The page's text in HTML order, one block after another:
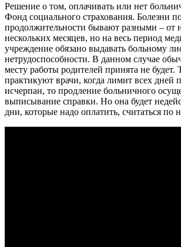
Решение о том, оплачивать или нет
Фонд социального страхования. Болезни
продолжительности бывают разными – от
нескольких месяцев, но на весь период
учреждение обязано выдавать больному
нетрудоспособности. В данном случае
месту работы родителей принята не будет.
практикуют врачи, когда лимит всех дней
исчерпан, то продление больничного
выписывание справки. Но она будет
дни, которые надо оплатить, считаться по